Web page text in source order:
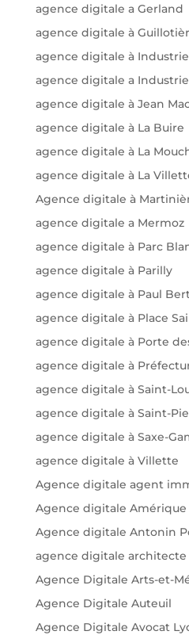
agence digitale a Gerland
agence digitale à
agence digitale à Industrie
agence digitale a Industrie
agence digitale à Jean
agence digitale à La Buire
agence digitale à La
agence digitale à La
Agence digitale à
agence digitale a Mermoz
agence digitale à Parc
agence digitale à Parilly
agence digitale à Paul
agence digitale à Place
agence digitale à Porte
agence digitale à
agence digitale à Saint-
agence digitale à Saint-
agence digitale à Saxe-
agence digitale à Villette
Agence digitale agent
Agence digitale Amérique
Agence digitale Antonin
agence digitale architecte
Agence Digitale Arts-et-
Agence Digitale Auteuil
Agence Digitale Avocat